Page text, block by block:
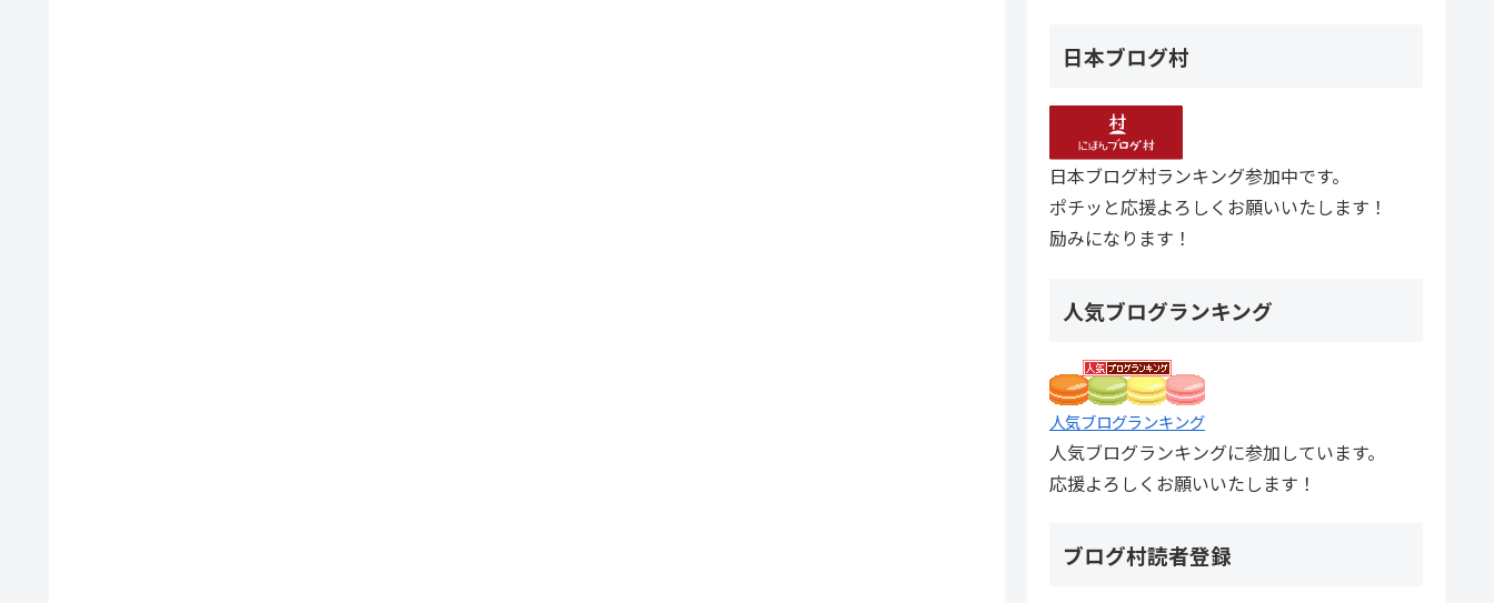
日本ブログ村
日本ブログ村ランキング参加中です。
ポチッと応援よろしくお願いいたします！
励みになります！
人気ブログランキング
人気ブログランキング
人気ブログランキングに参加しています。
応援よろしくお願いいたします！
ブログ村読者登録